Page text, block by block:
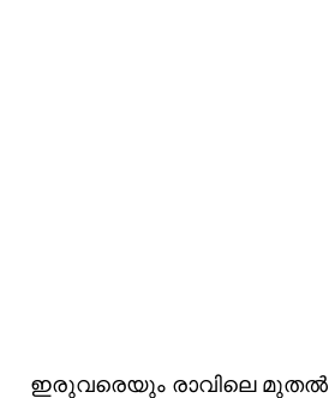
ഇരുവരെയും രാവിലെ മുതൽ